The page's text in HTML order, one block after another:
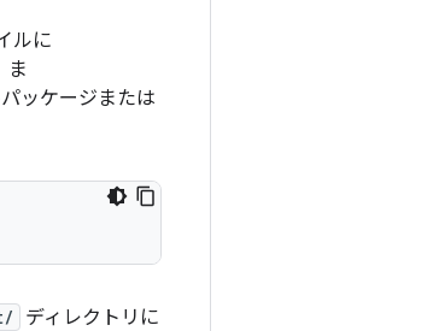
ルに
ま
ッケージまたは
ディレクトリに